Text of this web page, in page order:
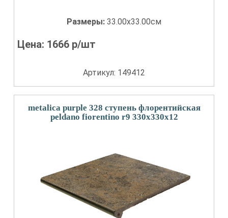
Размеры: 33.00x33.00см
Цена: 1666 р/шт
Артикул: 149412
metalica purple 328 ступень флорентийская
peldano fiorentino r9 330x330x12